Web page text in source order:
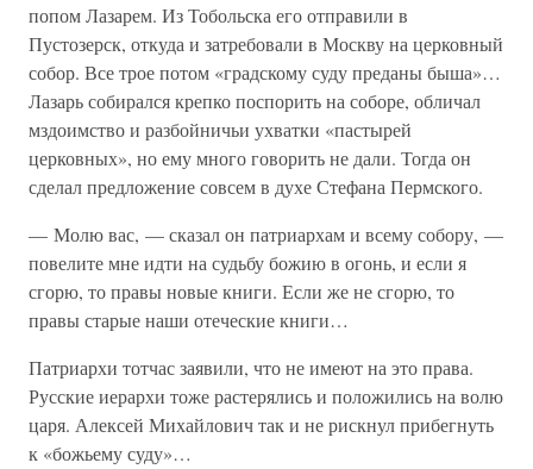
попом Лазарем. Из Тобольска его отправили в
Пустозерск, откуда и затребовали в Москву на церковный
собор. Все трое потом «градскому суду преданы быша»…
Лазарь собирался крепко поспорить на соборе, обличал
мздоимство и разбойничьи ухватки «пастырей
церковных», но ему много говорить не дали. Тогда он
сделал предложение совсем в духе Стефана Пермского.
— Молю вас, — сказал он патриархам и всему собору, —
повелите мне идти на судьбу божию в огонь, и если я
сгорю, то правы новые книги. Если же не сгорю, то
правы старые наши отеческие книги…
Патриархи тотчас заявили, что не имеют на это права.
Русские иерархи тоже растерялись и положились на волю
царя. Алексей Михайлович так и не рискнул прибегнуть
к «божьему суду»…